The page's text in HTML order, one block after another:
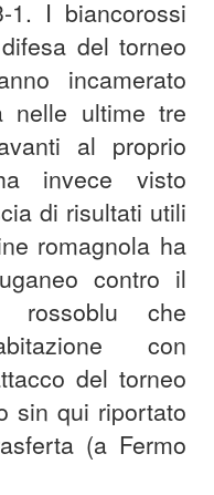
1. I biancorossi
del torneo
incamerato
nelle ultime tre
al proprio
invece visto
di risultati utili
romagnola ha
contro il
che
con
del torneo
sin qui riportato
(a Fermo